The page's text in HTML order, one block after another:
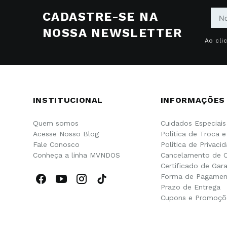
CADASTRE-SE NA
NOSSA NEWSLETTER
Ao
INSTITUCIONAL
Quem somos
Acesse Nosso Blog
Fale Conosco
Conheça a linha MVNDOS
INFORMAÇÕES
Cuidados Especiais
Política de Troca
Política de
Cancelamento de
Certificado de
Forma de
Prazo de Entrega
Cupons e